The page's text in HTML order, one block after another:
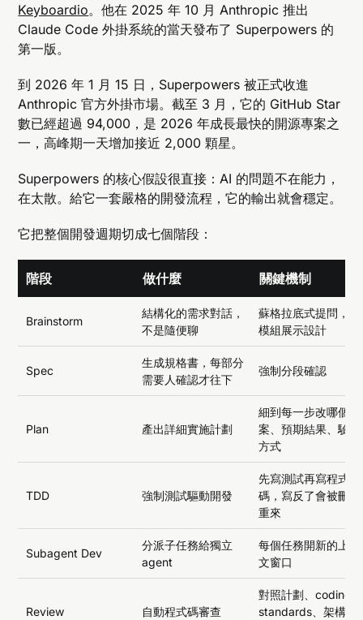
Keyboardio。他在 2025 年 10 月 Anthropic 推出
Claude Code 外掛系統的當天發布了 Superpowers 的
第一版。
到 2026 年 1 月 15 日，Superpowers 被正式收進
Anthropic 官方外掛市場。截至 3 月，它的 GitHub Star
數已經超過 94,000，是 2026 年成長最快的開源專案之
一，高峰期一天增加接近 2,000 顆星。
Superpowers 的核心假設很直接：AI 的問題不在能力，
在太散。給它一套嚴格的開發流程，它的輸出就會穩定。
它把整個開發週期切成七個階段：
階段 做什麼 關鍵機制
Brainstorm
結構化的需求對話，
不是隨便聊
蘇格拉底式提問，按
模組展示設計
Spec
生成規格書，每部分
需要人確認才往下
強制分段確認
Plan 產出詳細實施計劃
細到每一步改哪個檔
案、預期結果、驗證
方式
TDD 強制測試驅動開發
先寫測試再寫程式
碼，寫反了會被刪除
重來
Subagent Dev
分派子任務給獨立
agent
每個任務開新的上下
文窗口
Review 自動程式碼審查
對照計劃、coding
standards、架構原